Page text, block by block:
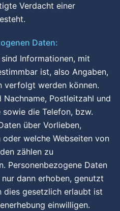
Verdacht einer
Daten:
Informationen, mit
ist, also Angaben,
verfolgt werden können.
Postleitzahl und
sowie die Telefon, bzw.
über Vorlieben,
welche Webseiten von
zählen zu
Personenbezogene Daten
dann erhoben, genutzt
dies gesetzlich erlaubt ist
einwilligen.